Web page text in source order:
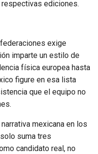
ediciones.
exige
imparte un estilo de
física europea hasta
figure en esa lista
que el equipo no
mexicana en los
suma tres
candidato real, no